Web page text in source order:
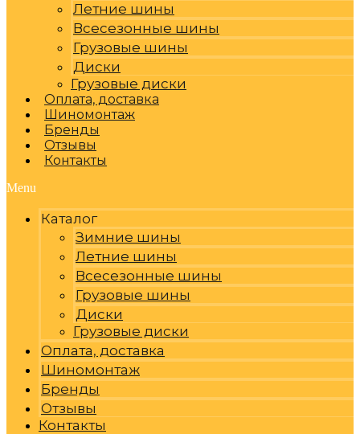
Летние шины
Всесезонные шины
Грузовые шины
Диски
Грузовые диски
Оплата, доставка
Шиномонтаж
Бренды
Отзывы
Контакты
Menu
Каталог
Зимние шины
Летние шины
Всесезонные шины
Грузовые шины
Диски
Грузовые диски
Оплата, доставка
Шиномонтаж
Бренды
Отзывы
Контакты